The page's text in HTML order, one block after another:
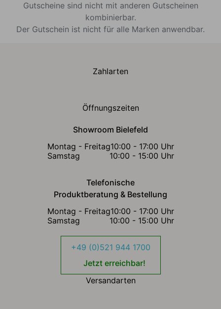
Gutscheine sind nicht mit anderen Gutscheinen
kombinierbar.
Der Gutschein ist nicht für alle Marken anwendbar.
Zahlarten
Öffnungszeiten
Showroom Bielefeld
Montag - Freitag10:00 - 17:00 Uhr
Samstag
10:00 - 15:00 Uhr
Telefonische
Produktberatung & Bestellung
Montag - Freitag10:00 - 17:00 Uhr
Samstag
10:00 - 15:00 Uhr
+49 (0)521 944 1700
Jetzt erreichbar!
Versandarten